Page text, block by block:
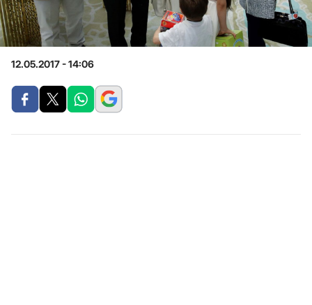
12.05.2017 - 14:06